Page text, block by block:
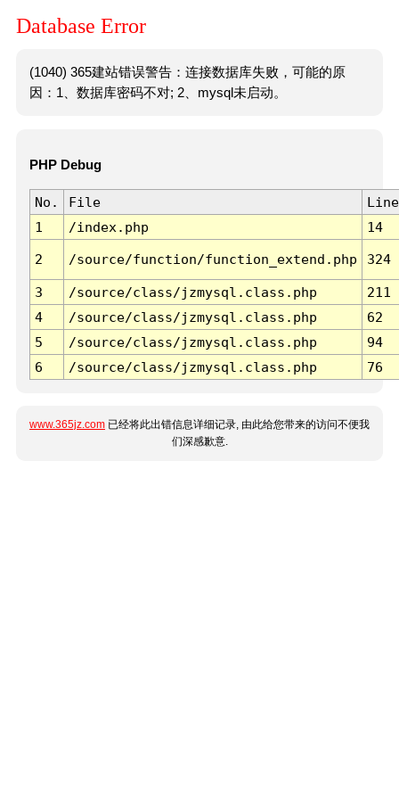
Database Error
(1040) 365建站错误警告：连接数据库失败，可能的原
因：1、数据库密码不对; 2、mysql未启动。
PHP Debug
No. File
Line
1
/index.php 14
2 /source/function/function_extend.php 324
3 /source/class/jzmysql.class.php
211
4
/source/class/jzmysql.class.php
62
5
/source/class/jzmysql.class.php
94
6
/source/class/jzmysql.class.php 76
www.365jz.com 已经将此出错信息详细记录, 由此给您带来的访问不便我
们深感歉意.